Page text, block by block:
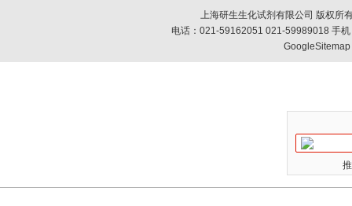
上海研生生化试剂有限公司 版权所
电话：021-59162051 021-59989018 手
GoogleSitemap